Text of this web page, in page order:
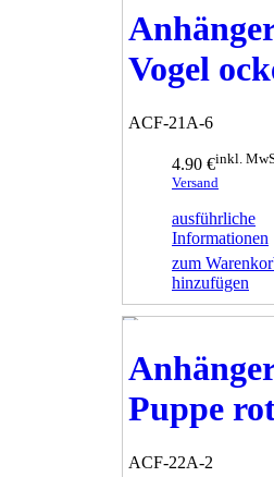
Vogel
ACF-21A-6
4.90 €inkl.
Versand
ausführliche
Informationen
zum
hinzufügen
Puppe
ACF-22A-2